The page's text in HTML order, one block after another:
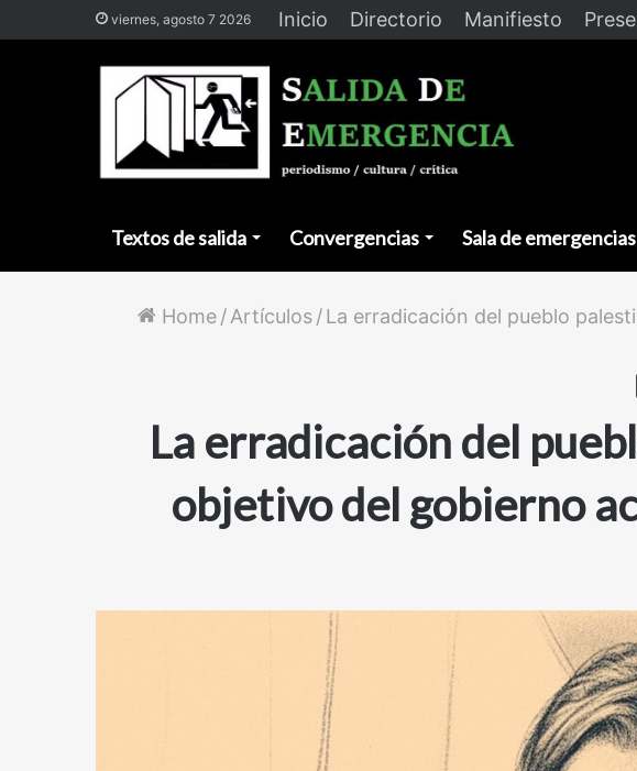
viernes, agosto 7 2026 Inicio Directorio Manifiesto
Textos de salida Convergencias Sala de emergencias
Home / Artículos / La erradicación del pueblo
La erradicación del
objetivo del gobierno